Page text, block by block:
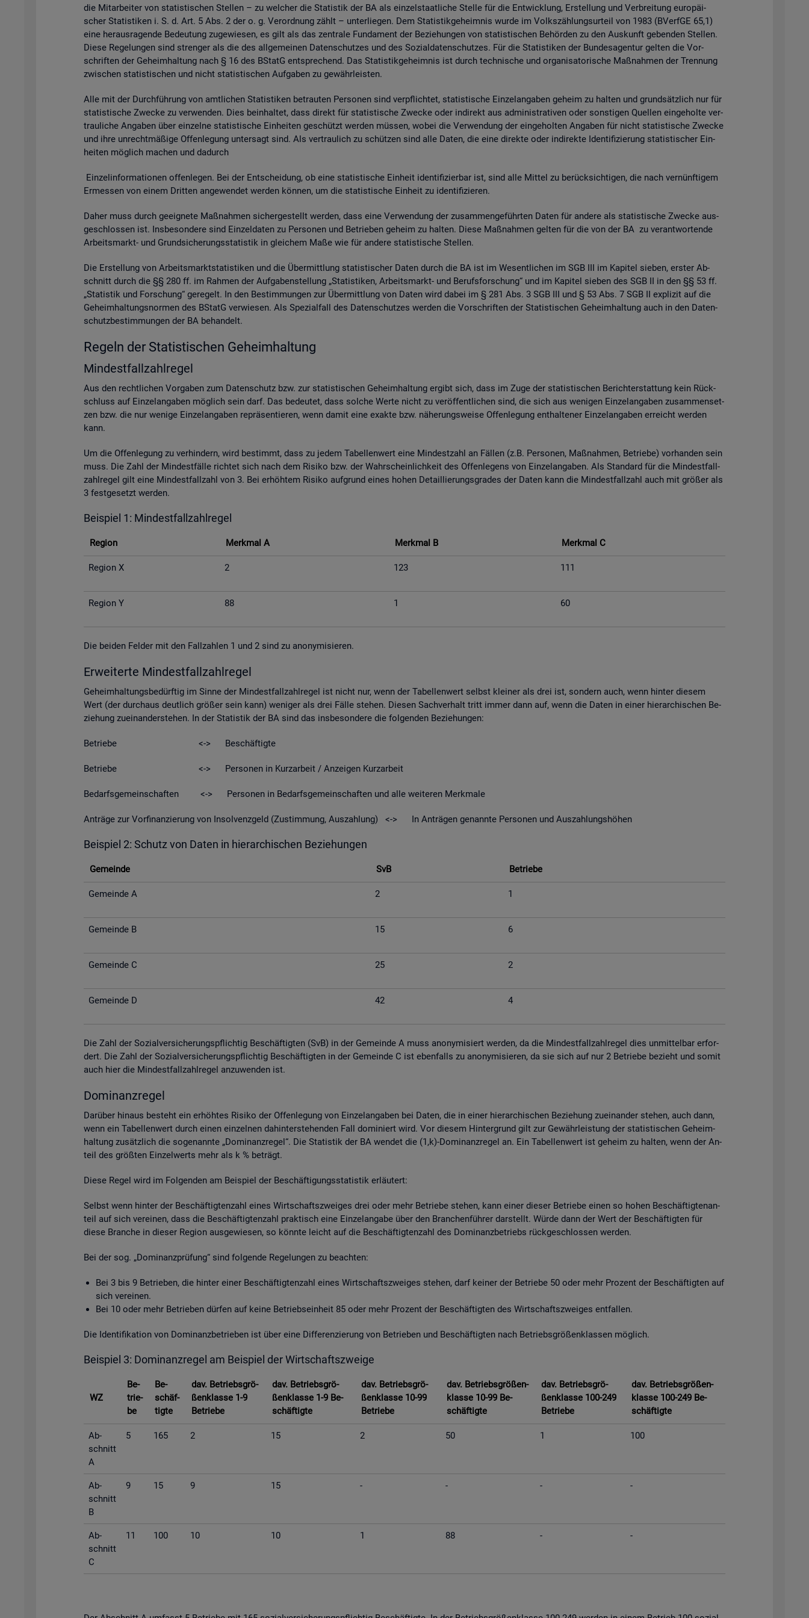
die Mit­ar­bei­ter von sta­tis­ti­schen Stel­len – zu wel­cher die Sta­tis­tik der BA als ein­zel­staat­li­che Stel­le für die Ent­wick­lung, Er­stel­lung und Ver­brei­tung eu­ro­päi­
scher Sta­tis­ti­ken i. S. d. Art. 5 Abs. 2 der o. g. Ver­ord­nung zählt – un­ter­lie­gen. Dem Sta­tis­tik­ge­heim­nis wurde im Volks­zäh­lungs­ur­teil von 1983 (BVerf­GE 65,1)
eine her­aus­ra­gen­de Be­deu­tung zu­ge­wie­sen, es gilt als das zen­tra­le Fun­da­ment der Be­zie­hun­gen von sta­tis­ti­schen Be­hör­den zu den Aus­kunft ge­ben­den Stel­len.
Diese Re­ge­lun­gen sind stren­ger als die des all­ge­mei­nen Da­ten­schut­zes und des So­zi­al­da­ten­schut­zes. Für die Sta­tis­ti­ken der Bun­des­agen­tur gel­ten die Vor­
schrif­ten der Ge­heim­hal­tung nach § 16 des BStatG ent­spre­chend. Das Sta­tis­tik­ge­heim­nis ist durch tech­ni­sche und or­ga­ni­sa­to­ri­sche Maß­nah­men der Tren­nung
zwi­schen sta­tis­ti­schen und nicht sta­tis­ti­schen Auf­ga­ben zu ge­währ­leis­ten.
Alle mit der Durch­füh­rung von amt­li­chen Sta­tis­ti­ken be­trau­ten Per­so­nen sind ver­pflich­tet, sta­tis­ti­sche Ein­zel­an­ga­ben ge­heim zu hal­ten und grund­sätz­lich nur für
sta­tis­ti­sche Zwe­cke zu ver­wen­den. Dies be­inhal­tet, dass di­rekt für sta­tis­ti­sche Zwe­cke oder in­di­rekt aus ad­mi­nis­tra­ti­ven oder sons­ti­gen Quel­len ein­ge­hol­te ver­
trau­li­che An­ga­ben über ein­zel­ne sta­tis­ti­sche Ein­hei­ten ge­schützt wer­den müs­sen, wobei die Ver­wen­dung der ein­ge­hol­ten An­ga­ben für nicht sta­tis­ti­sche Zwe­cke
und ihre un­recht­mä­ßi­ge Of­fen­le­gung un­ter­sagt sind. Als ver­trau­lich zu schüt­zen sind alle Daten, die eine di­rek­te oder in­di­rek­te Iden­ti­fi­zie­rung sta­tis­ti­scher Ein­
hei­ten mög­lich ma­chen und da­durch
Ein­zel­in­for­ma­tio­nen of­fen­le­gen. Bei der Ent­schei­dung, ob eine sta­tis­ti­sche Ein­heit iden­ti­fi­zier­bar ist, sind alle Mit­tel zu be­rück­sich­ti­gen, die nach ver­nünf­ti­gem
Er­mes­sen von einem Drit­ten an­ge­wen­det wer­den kön­nen, um die sta­tis­ti­sche Ein­heit zu iden­ti­fi­zie­ren.
Daher muss durch ge­eig­ne­te Maß­nah­men si­cher­ge­stellt wer­den, dass eine Ver­wen­dung der zu­sam­men­ge­führ­ten Daten für an­de­re als sta­tis­ti­sche Zwe­cke aus­
ge­schlos­sen ist. Ins­be­son­de­re sind Ein­zel­da­ten zu Per­so­nen und Be­trie­ben ge­heim zu hal­ten. Diese Maß­nah­men gel­ten für die von der BA zu ver­ant­wor­ten­de
Ar­beits­markt- und Grund­si­che­rungs­sta­tis­tik in glei­chem Maße wie für an­de­re sta­tis­ti­sche Stel­len.
Die Er­stel­lung von Ar­beits­markt­sta­tis­ti­ken und die Über­mitt­lung sta­tis­ti­scher Daten durch die BA ist im We­sent­li­chen im SGB III im Ka­pi­tel sie­ben, ers­ter Ab­
schnitt durch die §§ 280 ff. im Rah­men der Auf­ga­ben­stel­lung „Sta­tis­ti­ken, Ar­beits­markt- und Be­rufs­for­schung“ und im Ka­pi­tel sie­ben des SGB II in den §§ 53 ff.
„Sta­tis­tik und For­schung“ ge­re­gelt. In den Be­stim­mun­gen zur Über­mitt­lung von Daten wird dabei im § 281 Abs. 3 SGB III und § 53 Abs. 7 SGB II ex­pli­zit auf die
Ge­heim­hal­tungs­nor­men des BStatG ver­wie­sen. Als Spe­zi­al­fall des Da­ten­schut­zes wer­den die Vor­schrif­ten der Sta­tis­ti­schen Ge­heim­hal­tung auch in den Da­ten­
schutz­be­stim­mun­gen der BA be­han­delt.
Re­geln der Sta­tis­ti­schen Ge­heim­hal­tung
Min­dest­fall­zahl­re­gel
Aus den recht­li­chen Vor­ga­ben zum Da­ten­schutz bzw. zur sta­tis­ti­schen Ge­heim­hal­tung er­gibt sich, dass im Zuge der sta­tis­ti­schen Be­richt­erstat­tung kein Rück­
schluss auf Ein­zel­an­ga­ben mög­lich sein darf. Das be­deu­tet, dass sol­che Werte nicht zu ver­öf­fent­li­chen sind, die sich aus we­ni­gen Ein­zel­an­ga­ben zu­sam­men­set­
zen bzw. die nur we­ni­ge Ein­zel­an­ga­ben re­prä­sen­tie­ren, wenn damit eine ex­ak­te bzw. nä­he­rungs­wei­se Of­fen­le­gung ent­hal­te­ner Ein­zel­an­ga­ben er­reicht wer­den
kann.
Um die Of­fen­le­gung zu ver­hin­dern, wird be­stimmt, dass zu jedem Ta­bel­len­wert eine Min­dest­zahl an Fäl­len (z.B. Per­so­nen, Maß­nah­men, Be­trie­be) vor­han­den sein
muss. Die Zahl der Min­dest­fäl­le rich­tet sich nach dem Ri­si­ko bzw. der Wahr­schein­lich­keit des Of­fen­le­gens von Ein­zel­an­ga­ben. Als Stan­dard für die Min­dest­fall­
zahl­re­gel gilt eine Min­dest­fall­zahl von 3. Bei er­höh­tem Ri­si­ko auf­grund eines hohen De­tail­lie­rungs­gra­des der Daten kann die Min­dest­fall­zahl auch mit grö­ßer als
3 fest­ge­setzt wer­den.
Bei­spiel 1: Min­dest­fall­zahl­re­gel
Re­gi­on Merk­mal A Merk­mal B Merk­mal C
Re­gi­on X 2 123 111
Re­gi­on Y 88 1 60
Die bei­den Fel­der mit den Fall­zah­len 1 und 2 sind zu an­ony­mi­sie­ren.
Er­wei­ter­te Min­dest­fall­zahl­re­gel
Ge­heim­hal­tungs­be­dürf­tig im Sinne der Min­dest­fall­zahl­re­gel ist nicht nur, wenn der Ta­bel­len­wert selbst klei­ner als drei ist, son­dern auch, wenn hin­ter die­sem
Wert (der durch­aus deut­lich grö­ßer sein kann) we­ni­ger als drei Fälle ste­hen. Die­sen Sach­ver­halt tritt immer dann auf, wenn die Daten in einer hier­ar­chi­schen Be­
zie­hung zu­ein­an­der­ste­hen. In der Sta­tis­tik der BA sind das ins­be­son­de­re die fol­gen­den Be­zie­hun­gen:
Be­trie­be <-> Be­schäf­tig­te
Be­trie­be <-> Per­so­nen in Kurz­ar­beit / An­zei­gen Kurz­ar­beit
Be­darfs­ge­mein­schaf­ten <-> Per­so­nen in Be­darfs­ge­mein­schaf­ten und alle wei­te­ren Merk­ma­le
An­trä­ge zur Vor­fi­nan­zie­rung von In­sol­venz­geld (Zu­stim­mung, Aus­zah­lung) <-> In An­trä­gen ge­nann­te Per­so­nen und Aus­zah­lungs­hö­hen
Bei­spiel 2: Schutz von Daten in hier­ar­chi­schen Be­zie­hun­gen
Ge­mein­de SvB Be­trie­be
Ge­mein­de A 2 1
Ge­mein­de B 15 6
Ge­mein­de C 25 2
Ge­mein­de D 42 4
Die Zahl der So­zi­al­ver­si­che­rungs­pflich­tig Be­schäf­tig­ten (SvB) in der Ge­mein­de A muss an­ony­mi­siert wer­den, da die Min­dest­fall­zahl­re­gel dies un­mit­tel­bar er­for­
dert. Die Zahl der So­zi­al­ver­si­che­rungs­pflich­tig Be­schäf­tig­ten in der Ge­mein­de C ist eben­falls zu an­ony­mi­sie­ren, da sie sich auf nur 2 Be­trie­be be­zieht und somit
auch hier die Min­dest­fall­zahl­re­gel an­zu­wen­den ist.
Do­mi­nanz­re­gel
Dar­über hin­aus be­steht ein er­höh­tes Ri­si­ko der Of­fen­le­gung von Ein­zel­an­ga­ben bei Daten, die in einer hier­ar­chi­schen Be­zie­hung zu­ein­an­der ste­hen, auch dann,
wenn ein Ta­bel­len­wert durch einen ein­zel­nen da­hin­ter­ste­hen­den Fall do­mi­niert wird. Vor die­sem Hin­ter­grund gilt zur Ge­währ­leis­tung der sta­tis­ti­schen Ge­heim­
hal­tung zu­sätz­lich die so­ge­nann­te „Do­mi­nanz­re­gel“. Die Sta­tis­tik der BA wen­det die (1,k)-Do­mi­nanz­re­gel an. Ein Ta­bel­len­wert ist ge­heim zu hal­ten, wenn der An­
teil des grö­ß­ten Ein­zel­werts mehr als k % be­trägt.
Diese Regel wird im Fol­gen­den am Bei­spiel der Be­schäf­ti­gungs­sta­tis­tik er­läu­tert:
Selbst wenn hin­ter der Be­schäf­tig­ten­zahl eines Wirt­schafts­zwei­ges drei oder mehr Be­trie­be ste­hen, kann einer die­ser Be­trie­be einen so hohen Be­schäf­tig­ten­an­
teil auf sich ver­ei­nen, dass die Be­schäf­tig­ten­zahl prak­tisch eine Ein­zel­an­ga­be über den Bran­chen­füh­rer dar­stellt. Würde dann der Wert der Be­schäf­tig­ten für
diese Bran­che in die­ser Re­gi­on aus­ge­wie­sen, so könn­te leicht auf die Be­schäf­tig­ten­zahl des Do­mi­nanz­be­triebs rück­ge­schlos­sen wer­den.
Bei der sog. „Do­mi­nanz­prü­fung“ sind fol­gen­de Re­ge­lun­gen zu be­ach­ten:
Bei 3 bis 9 Be­trie­ben, die hin­ter einer Be­schäf­tig­ten­zahl eines Wirt­schafts­zwei­ges ste­hen, darf kei­ner der Be­trie­be 50 oder mehr Pro­zent der Be­schäf­tig­ten auf
sich ver­ei­nen.
Bei 10 oder mehr Be­trie­ben dür­fen auf keine Be­triebs­ein­heit 85 oder mehr Pro­zent der Be­schäf­tig­ten des Wirt­schafts­zwei­ges ent­fal­len.
Die Iden­ti­fi­ka­ti­on von Do­mi­nanz­be­trie­ben ist über eine Dif­fe­ren­zie­rung von Be­trie­ben und Be­schäf­tig­ten nach Be­triebs­grö­ßen­klas­sen mög­lich.
Bei­spiel 3: Do­mi­nanz­re­gel am Bei­spiel der Wirt­schafts­zwei­ge
WZ
Be­
trie­
be
Be­
schäf­
tig­te
dav. Be­triebs­grö­
ßen­klas­se 1-9
Be­trie­be
dav. Be­triebs­grö­
ßen­klas­se 1-9 Be­
schäf­tig­te
dav. Be­triebs­grö­
ßen­klas­se 10-99
Be­trie­be
dav. Be­triebs­grö­ßen­
klas­se 10-99 Be­
schäf­tig­te
dav. Be­triebs­grö­
ßen­klas­se 100-249
Be­trie­be
dav. Be­triebs­grö­ßen­
klas­se 100-249 Be­
schäf­tig­te
Ab­
schnitt
A
5 165 2 15 2 50 1 100
Ab­
schnitt
B
9 15 9 15 - - - -
Ab­
schnitt
C
11 100 10 10 1 88 - -